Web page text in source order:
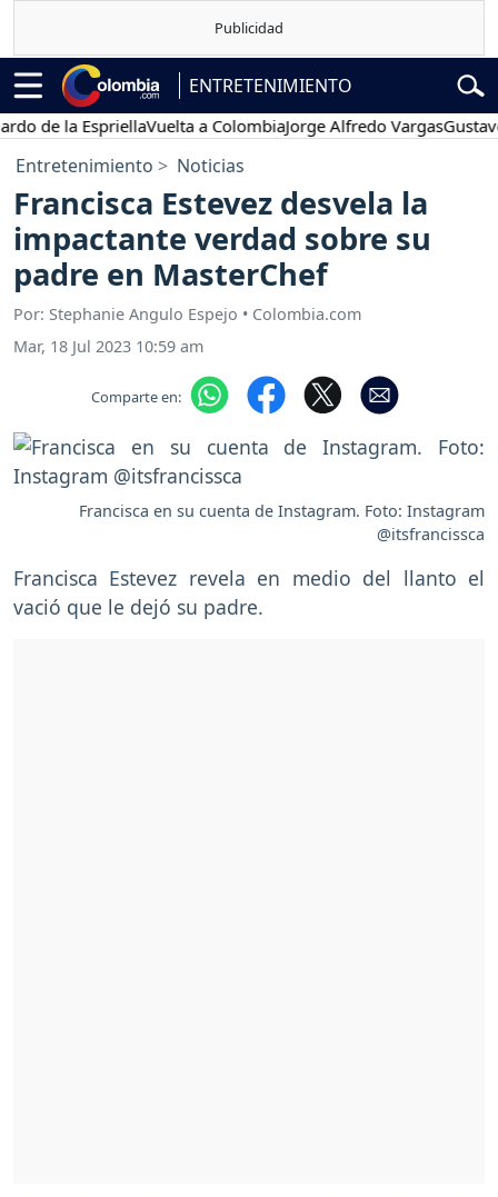
ENTRETENIMIENTO
la EspriellaVuelta a ColombiaJorge Alfredo VargasGustavo
Entretenimiento Noticias
Francisca Estevez desvela la
impactante verdad sobre su
padre en MasterChef
Por: Stephanie Angulo Espejo • Colombia.com
Mar, 18 Jul 2023 10:59 am
Comparte en:
Francisca en su cuenta de Instagram. Foto: Instagram
@itsfrancissca
Francisca Estevez revela en medio del llanto el
vació que le dejó su padre.